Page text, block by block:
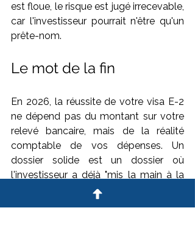
est floue, le risque est jugé irrecevable,
car l'investisseur pourrait n'être qu'un
prête-nom.
Le mot de la fin
En 2026, la réussite de votre visa E-2
ne dépend pas du montant sur votre
relevé bancaire, mais de la réalité
comptable de vos dépenses. Un
dossier solide est un dossier où
l'investisseur a déjà "mis la main à la
poche" pour bâtir une structure